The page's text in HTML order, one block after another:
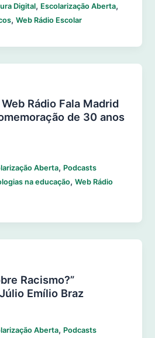
Digital, Escolarização Aberta,
,Web Rádio Escolar
Rádio Fala Madrid
de 30 anos
Aberta, Podcasts
na educação,Web Rádio
Racismo?”
Emílio Braz
Aberta, Podcasts